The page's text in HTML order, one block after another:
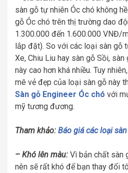
sàn gỗ tự nhiên Óc chó không
gỗ Óc chó trên thị trường dao
1.300.000 đến 1.600.000 VNĐ/
lắp đặt). So với các loại sàn gỗ
Xe, Chiu Liu hay sàn gỗ Sồi,
này cao hơn khá nhiều. Tuy
mê vẻ đẹp của loại sàn gỗ này
Sàn gỗ Engineer Óc chó với
mỹ tương đương.
Tham khảo: Báo giá các loại
– Khó lên màu: Vì bản chất sàn
nên sẽ rất khó để bạn thay đổi